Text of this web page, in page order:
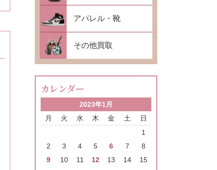
アパレル・靴
その他買取
カレンダー
2023年1月
月
火 水 木 金 土 日
1
2
3 4 5 6 7
8
9
10 11 12 13 14
15